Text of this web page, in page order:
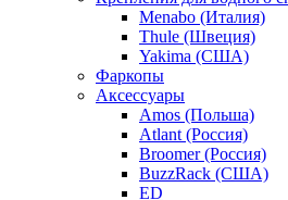
Menabo (Италия)
Thule (Швеция)
Yakima (США)
Фаркопы
Аксессуары
Amos (Польша)
Atlant (Россия)
Broomer (Россия)
BuzzRack (США)
ED